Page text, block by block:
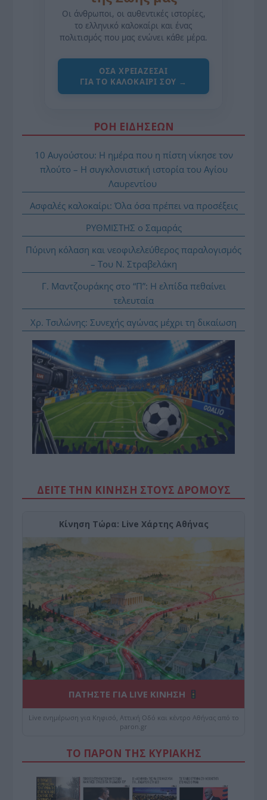
Οι άνθρωποι, οι αυθεντικές ιστορίες,
το ελληνικό καλοκαίρι και ένας
πολιτισμός που μας ενώνει κάθε μέρα.
ΌΣΑ ΧΡΕΙΆΖΕΣΑΙ
ΓΙΑ ΤΟ ΚΑΛΟΚΑΊΡΙ ΣΟΥ →
ΡΟΗ ΕΙΔΗΣΕΩΝ
10 Αυγούστου: Η ημέρα που η πίστη νίκησε τον
πλούτο – Η συγκλονιστική ιστορία του Αγίου
Λαυρεντίου
Ασφαλές καλοκαίρι: Όλα όσα πρέπει να προσέξεις
ΡΥΘΜΙΣΤΗΣ ο Σαμαράς
Πύρινη κόλαση και νεοφιλελεύθερος παραλογισμός
– Του Ν. Στραβελάκη
Γ. Μαντζουράκης στο “Π”: Η ελπίδα πεθαίνει
τελευταία
Χρ. Τσιλώνης: Συνεχής αγώνας μέχρι τη δικαίωση
ΔΕΙΤΕ ΤΗΝ ΚΙΝΗΣΗ ΣΤΟΥΣ ΔΡΌΜΟΥΣ
Κίνηση Τώρα: Live Χάρτης Αθήνας
ΠΑΤΗΣΤΕ ΓΙΑ LIVE ΚΙΝΗΣΗ
Live ενημέρωση για Κηφισό, Αττική Οδό και κέντρο Αθήνας από το
paron.gr
ΤΟ ΠΑΡΟΝ ΤΗΣ ΚΥΡΙΑΚΗΣ